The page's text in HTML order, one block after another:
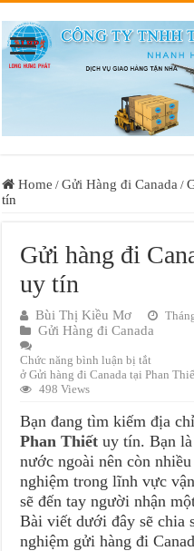
Home / Gửi Hàng đi Canada /
tín
Gửi hàng đi
uy tín
Bùi Thị Kiều Mơ
Gửi Hàng đi Canada
Chức năng bình luận bị tắt
ở Gửi hàng đi Canada tại Phan
498 Views
Bạn đang tìm kiếm địa chỉ
Phan Thiết uy tín. Bạn
nước ngoài nên còn
nghiệm trong lĩnh vực
sẽ đến tay người nhận
Bài viết dưới đây sẽ chia
nghiệm gửi hàng đi